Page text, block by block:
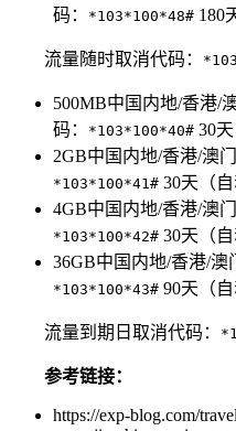
码：
*103*100*48# 180
流量随时取消代码：
500MB中国内地/香港/
码：
*103*100*40# 30
2GB中国内地/香港/澳
*103*100*41# 30天（自
4GB中国内地/香港/澳
*103*100*42# 30天（自
36GB中国内地/香港/澳
*103*100*43# 90天（自
流量到期日取消代码：
参考链接：
https://exp-blog.com/